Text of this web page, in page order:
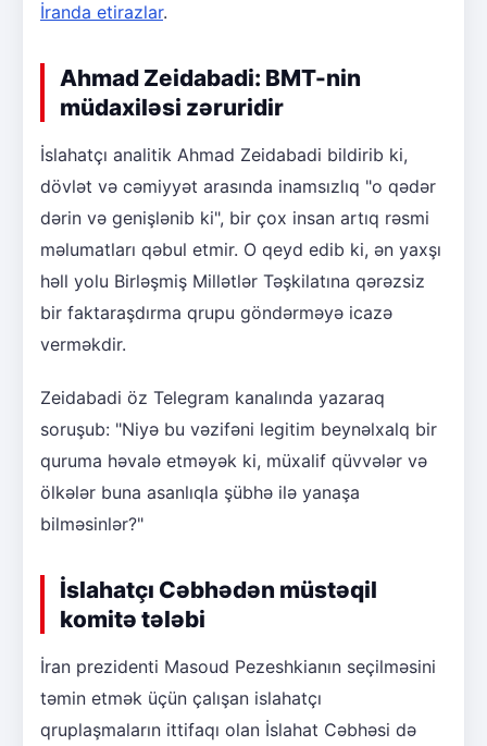
İranda etirazlar.
Ahmad Zeidabadi: BMT-nin
müdaxiləsi zəruridir
İslahatçı analitik Ahmad Zeidabadi bildirib ki,
dövlət və cəmiyyət arasında inamsızlıq "o qədər
dərin və genişlənib ki", bir çox insan artıq rəsmi
məlumatları qəbul etmir. O qeyd edib ki, ən yaxşı
həll yolu Birləşmiş Millətlər Təşkilatına qərəzsiz
bir faktaraşdırma qrupu göndərməyə icazə
verməkdir.
Zeidabadi öz Telegram kanalında yazaraq
soruşub: "Niyə bu vəzifəni legitim beynəlxalq bir
quruma həvalə etməyək ki, müxalif qüvvələr və
ölkələr buna asanlıqla şübhə ilə yanaşa
bilməsinlər?"
İslahatçı Cəbhədən müstəqil
komitə tələbi
İran prezidenti Masoud Pezeshkianın seçilməsini
təmin etmək üçün çalışan islahatçı
qruplaşmaların ittifaqı olan İslahat Cəbhəsi də